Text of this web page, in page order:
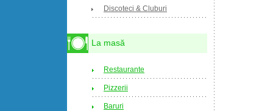
Discoteci & Cluburi
La masă
Restaurante
Pizzerii
Baruri